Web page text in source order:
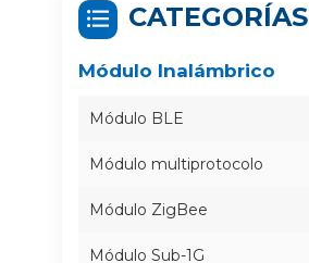
CATEGORÍAS
Módulo Inalámbrico
Módulo BLE
Módulo multiprotocolo
Módulo ZigBee
Módulo Sub-1G